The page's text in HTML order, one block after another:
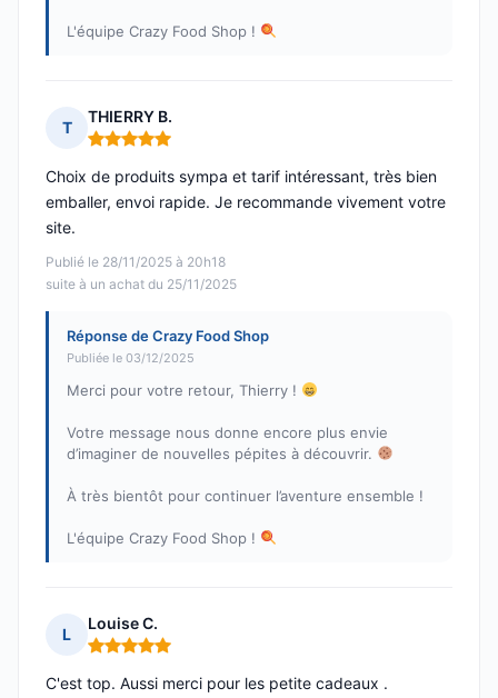
L'équipe Crazy Food Shop !
T
THIERRY B.
Note : 5 sur 5
Publié le 28/11/2025 à 20h18
suite à un achat du 25/11/2025
Choix de produits sympa et tarif intéressant, très bien
emballer, envoi rapide. Je recommande vivement votre
site.
Réponse de Crazy Food Shop
Publiée le 03/12/2025
Merci pour votre retour, Thierry !
Votre message nous donne encore plus envie
d’imaginer de nouvelles pépites à découvrir.
À très bientôt pour continuer l’aventure ensemble !
L'équipe Crazy Food Shop !
L
Louise C.
Note : 5 sur 5
C'est top. Aussi merci pour les petite cadeaux .